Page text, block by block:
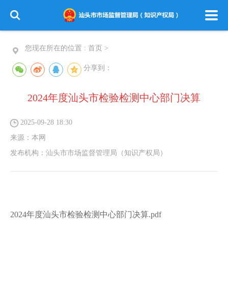
您现在所在的位置 : 首页 >
分享到：
2024年度汕头市检验检测中心部门决算
2025-09-28 18:30
来源： 本网
发布机构： 汕头市市场监督管理局（知识产权局）
2024年度汕头市检验检测中心部门决算.pdf